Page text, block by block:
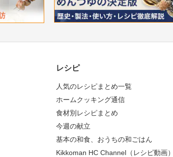
レシピ
人気のレシピまとめ一覧
ホームクッキング通信
食材別レシピまとめ
今週の献立
基本の和食、おうちの和ごはん
Kikkoman HC Channel（レシピ動画）